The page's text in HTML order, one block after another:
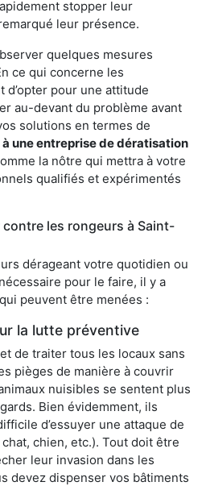
stopper leur
leur présence.
quelques mesures
ce qui concerne les
d’opter pour une attitude
au-devant du problème avant
solutions en termes de
une entreprise de dératisation
la nôtre qui mettra à votre
qualifiés et expérimentés
les rongeurs à Saint-
dérageant votre quotidien ou
pour le faire, il y a
peuvent être menées :
la lutte préventive
de traiter tous les locaux sans
pièges de manière à couvrir
nuisibles se sentent plus
Bien évidemment, ils
d’essuyer une attaque de
chien, etc.). Tout doit être
leur invasion dans les
devez dispenser vos bâtiments